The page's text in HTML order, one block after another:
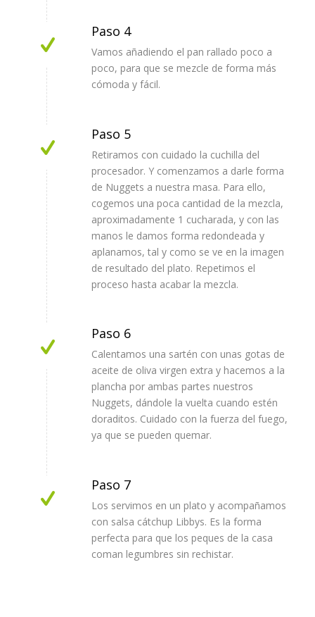
Paso 4
Vamos añadiendo el pan rallado poco a
poco, para que se mezcle de forma más
cómoda y fácil.
Paso 5
Retiramos con cuidado la cuchilla del
procesador. Y comenzamos a darle forma
de Nuggets a nuestra masa. Para ello,
cogemos una poca cantidad de la mezcla,
aproximadamente 1 cucharada, y con las
manos le damos forma redondeada y
aplanamos, tal y como se ve en la imagen
de resultado del plato. Repetimos el
proceso hasta acabar la mezcla.
Paso 6
Calentamos una sartén con unas gotas de
aceite de oliva virgen extra y hacemos a la
plancha por ambas partes nuestros
Nuggets, dándole la vuelta cuando estén
doraditos. Cuidado con la fuerza del fuego,
ya que se pueden quemar.
Paso 7
Los servimos en un plato y acompañamos
con salsa cátchup Libbys. Es la forma
perfecta para que los peques de la casa
coman legumbres sin rechistar.